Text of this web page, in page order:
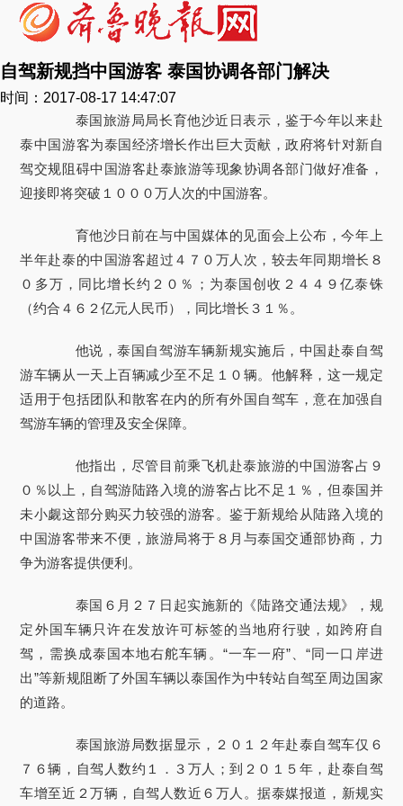
自驾新规挡中国游客 泰国协调各部门解决
时间：2017-08-17 14:47:07
泰国旅游局局长育他沙近日表示，鉴于今年以来赴
泰中国游客为泰国经济增长作出巨大贡献，政府将针对新自
驾交规阻碍中国游客赴泰旅游等现象协调各部门做好准备，
迎接即将突破１０００万人次的中国游客。
育他沙日前在与中国媒体的见面会上公布，今年上
半年赴泰的中国游客超过４７０万人次，较去年同期增长８
０多万，同比增长约２０％；为泰国创收２４４９亿泰铢
（约合４６２亿元人民币），同比增长３１％。
他说，泰国自驾游车辆新规实施后，中国赴泰自驾
游车辆从一天上百辆减少至不足１０辆。他解释，这一规定
适用于包括团队和散客在内的所有外国自驾车，意在加强自
驾游车辆的管理及安全保障。
他指出，尽管目前乘飞机赴泰旅游的中国游客占９
０％以上，自驾游陆路入境的游客占比不足１％，但泰国并
未小觑这部分购买力较强的游客。鉴于新规给从陆路入境的
中国游客带来不便，旅游局将于８月与泰国交通部协商，力
争为游客提供便利。
泰国６月２７日起实施新的《陆路交通法规》，规
定外国车辆只许在发放许可标签的当地府行驶，如跨府自
驾，需换成泰国本地右舵车辆。“一车一府”、“同一口岸进
出”等新规阻断了外国车辆以泰国作为中转站自驾至周边国家
的道路。
泰国旅游局数据显示，２０１２年赴泰自驾车仅６
７６辆，自驾人数约１．３万人；到２０１５年，赴泰自驾
车增至近２万辆，自驾人数近６万人。据泰媒报道，新规实